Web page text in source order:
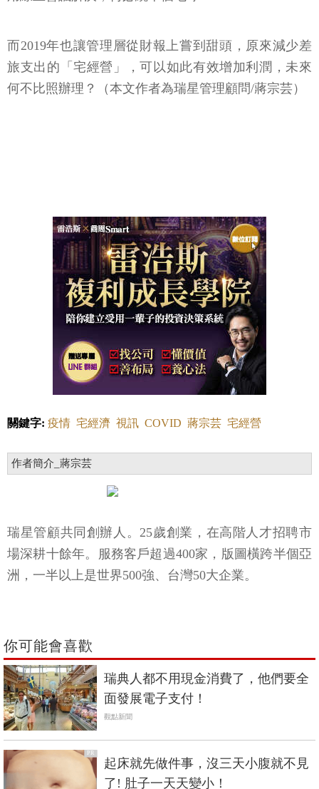
而2019年也讓管理層從財報上嘗到甜頭，原來減少差
旅支出的「宅經營」，可以如此有效增加利潤，未來
何不比照辦理？（本文作者為瑞星管理顧問/蔣宗芸）
關鍵字: 疫情 宅經濟 視訊 COVID 蔣宗芸 宅經營
作者簡介_蔣宗芸
瑞星管顧共同創辦人。25歲創業，在高階人才招聘市
場深耕十餘年。服務客戶超過400家，版圖橫跨半個亞
洲，一半以上是世界500強、台灣50大企業。
你可能會喜歡
瑞典人都不用現金消費了，他們要全
面發展電子支付！
觀點新聞
PR
起床就先做件事，沒三天小腹就不見
了! 肚子一天天變小！